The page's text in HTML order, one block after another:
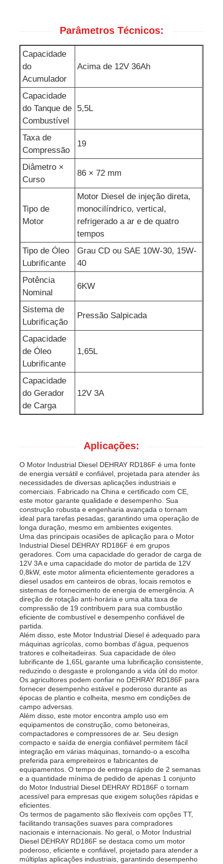
Parâmetros Técnicos:
Capacidade
do
Acumulador
Acima de 12V 36Ah
Capacidade
do Tanque de
Combustível
5,5L
Taxa de
Compressão
19
Diâmetro ×
Curso
86 × 72 mm
Tipo de
Motor
Motor Diesel de injeção direta,
monocilíndrico, vertical,
refrigerado a ar e de quatro
tempos
Tipo de Óleo
Lubrificante
Grau CD ou SAE 10W-30, 15W-
40
Potência
Nominal
6KW
Sistema de
Lubrificação
Pressão Salpicada
Capacidade
de Óleo
Lubrificante
1,65L
Capacidade
do Gerador
de Carga
12V 3A
Aplicações:
O Motor Industrial Diesel DEHRAY RD186F é uma fonte
de energia versátil e confiável, projetada para atender às
necessidades de diversas aplicações industriais e
comerciais. Fabricado na China e certificado com CE,
este motor garante qualidade e desempenho. Sua
construção robusta e engenharia avançada o tornam
ideal para tarefas pesadas, garantindo uma operação de
longa duração, mesmo em ambientes exigentes.
Uma das principais ocasiões de aplicação para o Motor
Industrial Diesel DEHRAY RD186F é em grupos
geradores. Com uma capacidade do gerador de carga de
12V 3A e uma capacidade do motor de partida de 12V
0,8kW, este motor alimenta eficientemente geradores a
diesel usados em canteiros de obras, locais remotos e
sistemas de fornecimento de energia de emergência. A
direção de rotação anti-horária e uma alta taxa de
compressão de 19 contribuem para sua combustão
eficiente de combustível e desempenho confiável de
partida.
Além disso, este Motor Industrial Diesel é adequado para
máquinas agrícolas, como bombas d'água, pequenos
tratores e colheitadeiras. Sua capacidade de óleo
lubrificante de 1,65L garante uma lubrificação consistente,
reduzindo o desgaste e prolongando a vida útil do motor.
Os agricultores podem confiar no DEHRAY RD186F para
fornecer desempenho estável e poderoso durante as
épocas de plantio e colheita, mesmo em condições de
campo adversas.
Além disso, este motor encontra amplo uso em
equipamentos de construção, como betoneiras,
compactadores e compressores de ar. Seu design
compacto e saída de energia confiável permitem fácil
integração em várias máquinas, tornando-o a escolha
preferida para empreiteiros e fabricantes de
equipamentos. O tempo de entrega rápido de 2 semanas
e a quantidade mínima de pedido de apenas 1 conjunto
do Motor Industrial Diesel DEHRAY RD186F o tornam
acessível para empresas que exigem soluções rápidas e
eficientes.
Os termos de pagamento são flexíveis com opções TT,
facilitando transações suaves para compradores
nacionais e internacionais. No geral, o Motor Industrial
Diesel DEHRAY RD186F se destaca como um motor
poderoso, eficiente e confiável, projetado para atender a
múltiplas aplicações industriais, garantindo desempenho